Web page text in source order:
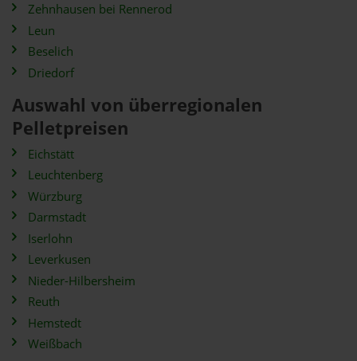
Zehnhausen bei Rennerod
Leun
Beselich
Driedorf
Auswahl von überregionalen
Pelletpreisen
Eichstätt
Leuchtenberg
Würzburg
Darmstadt
Iserlohn
Leverkusen
Nieder-Hilbersheim
Reuth
Hemstedt
Weißbach